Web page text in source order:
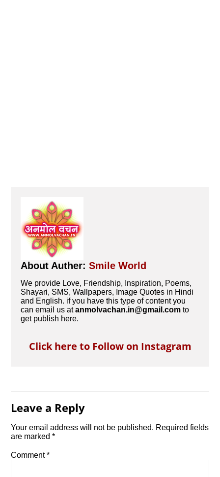
About Auther:Smile World
We provide Love, Friendship, Inspiration, Poems,
Shayari, SMS, Wallpapers, Image Quotes in Hindi
and English. if you have this type of content you
can email us atanmolvachan.in@gmail.com to
get publish here.
Click here to Follow on Instagram
Leave a Reply
Your email address will not be published. Required fields
are marked*
Comment*